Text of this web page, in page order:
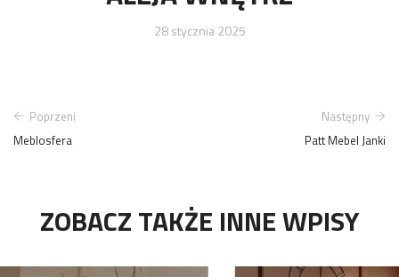
28 stycznia 2025
Poprzeni
Meblosfera
Następny
Patt Mebel Janki
ZOBACZ TAKŻE INNE WPISY